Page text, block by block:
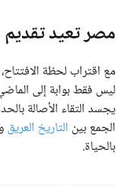
مصر تعيد تقديم
مع اقتراب لحظة
ليس فقط بوابة إلى
يجسد التقاء الأصالة
الجمع بين التاريخ العريق
بالحياة.